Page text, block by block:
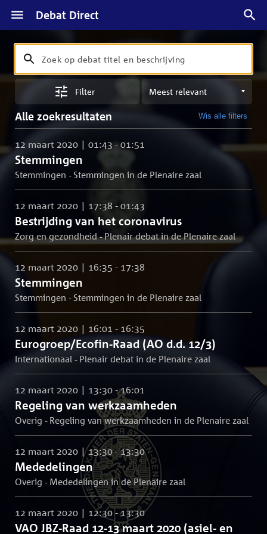
Debat Direct
Zoeken
Zoek
op
en
beschrijving
Filter
Sorteren
op
meest
Alle zoekresultaten Wis alle filters
Stemmingen
12 maart 2020 | 01:43 - 01:51
Stemmingen - Stemmingen in de Plenaire zaal
Bestrijding van het coronavirus
12 maart 2020 | 17:38 - 01:43
Zorg en gezondheid - Plenair debat in de Plenaire zaal
Stemmingen
12 maart 2020 | 16:35 - 17:38
Stemmingen - Stemmingen in de Plenaire zaal
Eurogroep/Ecofin-Raad (AO d.d. 12/3)
12 maart 2020 | 16:01 - 16:35
Internationaal - Plenair debat in de Plenaire zaal
Regeling van werkzaamheden
12 maart 2020 | 13:30 - 16:01
Overig - Regeling van werkzaamheden in de Plenaire zaal
Mededelingen
12 maart 2020 | 13:30 - 13:30
Overig - Mededelingen in de Plenaire zaal
VAO JBZ-Raad 12-13 maart 2020 (asiel- en
12 maart 2020 | 12:30 - 13:30